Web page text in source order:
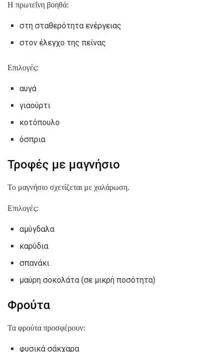
Η πρωτεΐνη βοηθά:
στη σταθερότητα ενέργειας
στον έλεγχο της πείνας
Επιλογές:
αυγά
γιαούρτι
κοτόπουλο
όσπρια
Τροφές με μαγνήσιο
Το μαγνήσιο σχετίζεται με χαλάρωση.
Επιλογές:
αμύγδαλα
καρύδια
σπανάκι
μαύρη σοκολάτα (σε μικρή ποσότητα)
Φρούτα
Τα φρούτα προσφέρουν:
φυσικά σάκχαρα